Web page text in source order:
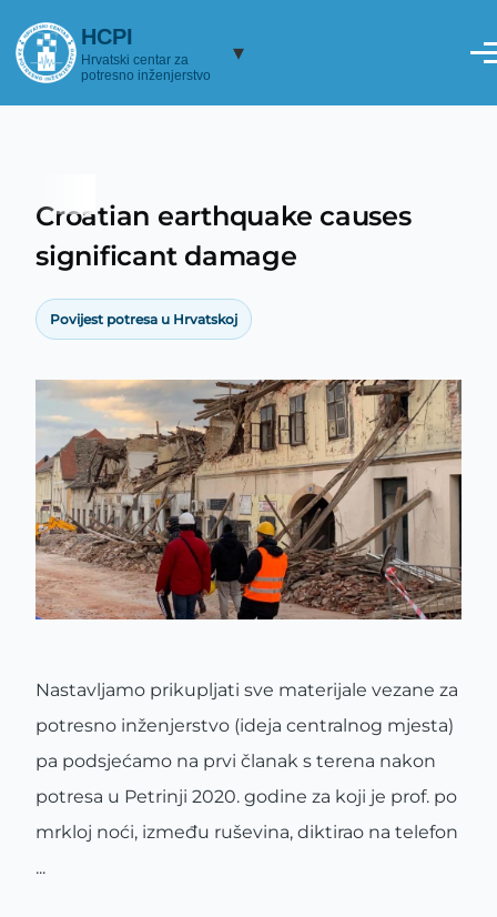
HCPI
Hrvatski centar za
potresno inženjerstvo
▾
Breadcrumb
Croatian earthquake causes
significant damage
Povijest potresa u Hrvatskoj
Nastavljamo prikupljati sve materijale vezane za
potresno inženjerstvo (ideja centralnog mjesta)
pa podsjećamo na prvi članak s terena nakon
potresa u Petrinji 2020. godine za koji je prof. po
mrkloj noći, između ruševina, diktirao na telefon
...